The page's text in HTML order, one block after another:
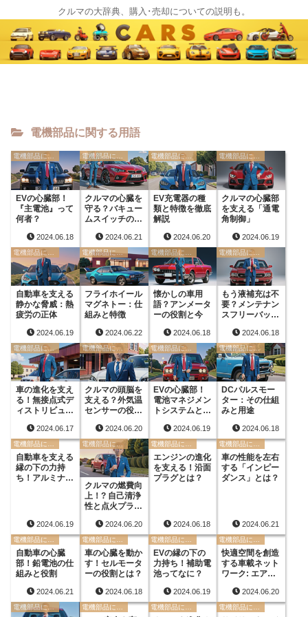
クルマの大辞典、購入･売却についての説明も。
電機部品に関する用語
電機部品に関する用語
EVの心臓部！
『主電池』って
何者？
2024.06.18
電機部品に関する用語
クルマの心臓を
守る？バキュー
ムスイッチの役
2024.06.21
電機部品に関する用語
EV充電器の種
類と特徴を徹底
解説
2024.06.20
電機部品に関する用語
クルマの心臓部
を支える「通電
角制御」
2024.06.19
自動車を支える
静かな脅威：熱
疲労の正体
2024.06.19
電機部品に関する用語
フライホイール
マグネトー：仕
組みと特徴
2024.06.22
懐かしの車用
語？アンメータ
ーの役割と今
2024.06.18
電機部品に関する用語
もう液補充は不
要？メンテナン
スフリーバッテ
2024.06.18
電機部品に関する用語
車の進化を支え
る！無接点式デ
ィストリビュー
2024.06.17
電機部品に関する用語
クルマの頭脳を
支える？外気温
センサーの役割
2024.06.20
電機部品に関する用語
EVの心臓部！
電池マネジメン
トシステムと
2024.06.19
電機部品に関する用語
DCパルスモー
ター：その仕組
みと用途
2024.06.18
自動車を支える
縁の下の力持
ち！アルミナ基
2024.06.19
電機部品に関する用語
クルマの燃費向
上！? 自己清浄
性と点火プラグ
2024.06.20
エンジンの進化
を支える！沿面
プラグとは？
2024.06.18
車の性能を左右
する「インピー
ダンス」とは？
2024.06.21
電機部品に関する用語
自動車の心臓
部！鉛電池の仕
組みと役割
2024.06.21
電機部品に関する用語
車の心臓を動か
す！セルモータ
ーの役割とは？
2024.06.18
電機部品に関する用語
EVの縁の下の
力持ち！補助電
池ってなに？
2024.06.19
電機部品に関する用語
快適空間を創造
する車載ネット
ワーク: エアコ
2024.06.20
電機部品に関する用語 電機部品に関する用語 電機部品に関する用語 電機部品に関する用語